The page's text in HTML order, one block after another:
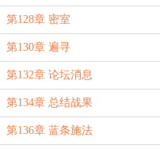
第128章 密室
第130章 遍寻
第132章 论坛消息
第134章 总结战果
第136章 蓝条施法